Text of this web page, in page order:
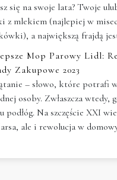
się na swoje lata? Twoje
z mlekiem (najlepiej w
a największą frajdą
Mop Parowy Lidl:
Zakupowe 2023
– słowo, które potrafi
osoby. Zwłaszcza wtedy,
podłóg. Na szczęście XXI
ale i rewolucja w